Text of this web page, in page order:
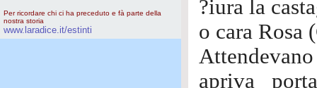
Per ricordare chi ci ha preceduto e fà parte della
nostra storia
www.laradice.it/estinti
?iura la
o cara
apriva